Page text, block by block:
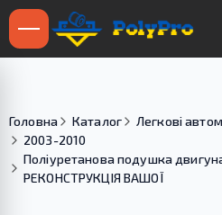
Головна Каталог Легкові
2003-2010
Поліуретанова подушка
РЕКОНСТРУКЦІЯ ВАШОЇ